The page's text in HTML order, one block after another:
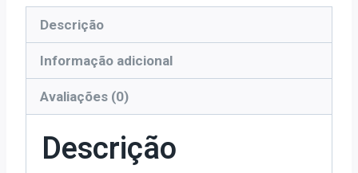
Descrição
Informação adicional
Avaliações (0)
Descrição